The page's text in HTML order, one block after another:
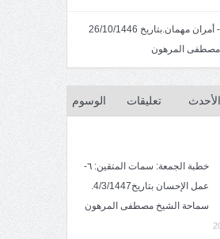
خطبة الجمعة٢- أمران مهمان.بتاريخ 26/10/1446
المرهون
الأحدث تعليقات الوسوم
خطبة الجمعة: سمات المتقين: ٦-
عمل الإحسان بتاريخ4/3/1447.
سماحة الشيخ مصطفى المرهون